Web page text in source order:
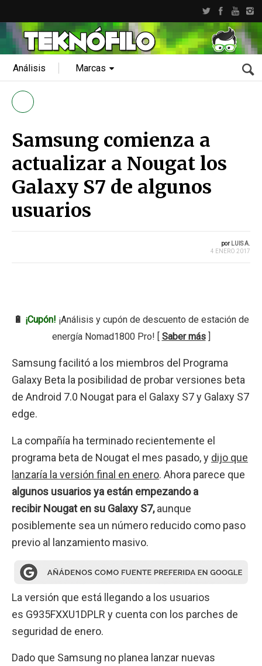
Análisis Marcas
Samsung comienza a
actualizar a Nougat los
Galaxy S7 de algunos
usuarios
por LUIS A.
4 ENERO 2017
🔋 ¡Cupón! ¡Análisis y cupón de descuento de estación de
energía Nomad1800 Pro! [ Saber más]
Samsung facilitó a los miembros del Programa
Galaxy Beta la posibilidad de probar versiones beta
de Android 7.0 Nougat para el Galaxy S7 y Galaxy S7
edge.
La compañía ha terminado recientemente el
programa beta de Nougat el mes pasado, y dijo que
lanzaría la versión final en enero. Ahora parece que
algunos usuarios ya están empezando a
recibir Nougat en su Galaxy S7,aunque
posiblemente sea un número reducido como paso
previo al lanzamiento masivo.
La versión que está llegando a los usuarios
es G935FXXU1DPLR y cuenta con los parches de
seguridad de enero.
Dado que Samsung no planea lanzar nuevas